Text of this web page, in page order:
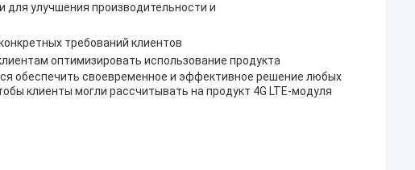
для улучшения производительности и
требований клиентов
оптимизировать использование продукта
обеспечить своевременное и эффективное решение любых
клиенты могли рассчитывать на продукт 4G LTE-модуля